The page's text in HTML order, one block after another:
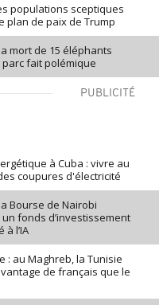
populations sceptiques
plan de paix de Trump
mort de 15 éléphants
fait polémique
PUBLICITÉ
à Cuba : vivre au
coupures d'électricité
Bourse de Nairobi
fonds d’investissement
à l’IA
: au Maghreb, la Tunisie
de français que le